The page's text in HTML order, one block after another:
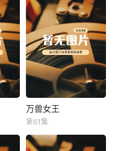
万兽女王
万兽女王
第61集